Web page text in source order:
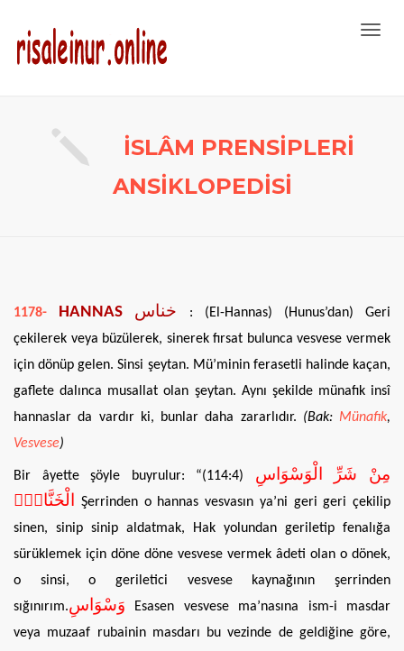
İSLÂM PRENSİPLERİ
ANSİKLOPEDİSİ
1178- HANNAS
: (El-Hannas) (Hunus’dan) Geri
çekilerek veya büzülerek, sinerek fırsat bulunca vesvese vermek
için dönüp gelen. Sinsi şeytan. Mü’minin ferasetli halinde kaçan,
gaflete dalınca musallat olan şeytan. Aynı şekilde münafık insî
hannaslar da vardır ki, bunlar daha zararlıdır. (Bak: Münafık,
Vesvese)
Bir âyette şöyle buyrulur: “(114:4)
Şerrinden o hannas vesvasın ya’ni geri geri çekilip
sinen, sinip sinip aldatmak, Hak yolundan geriletip fenalığa
sürüklemek için döne döne vesvese vermek âdeti olan o dönek,
o sinsi, o geriletici vesvese kaynağının şerrinden
sığınırım.وَسْوَاسِ
Esasen vesvese ma’nasına ism-i masdar
veya muzaaf rubainin masdarı bu vezinde de geldiğine göre,